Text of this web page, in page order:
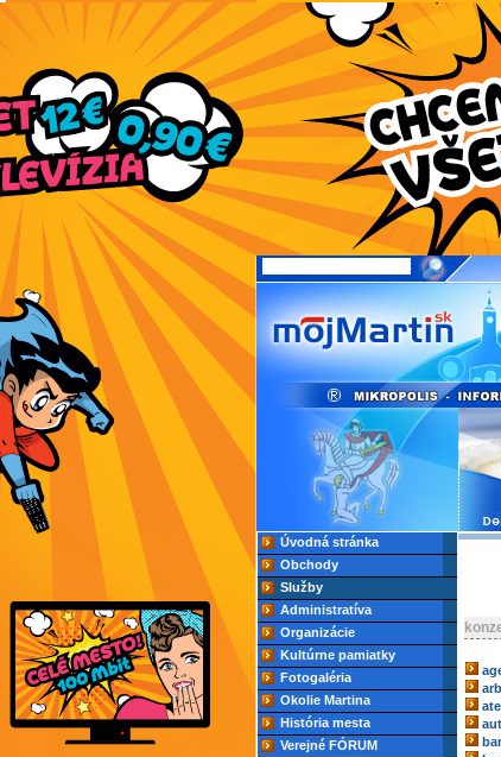
Úvodná stránka
Obchody
Služby
Administratíva
Organizácie
Kultúrne pamiatky
Fotogaléria
Okolie Martina
História mesta
Verejné FÓRUM